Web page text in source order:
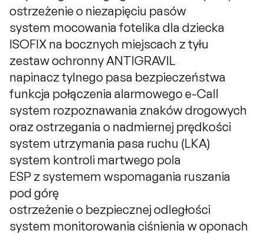
ostrzeżenie o niezapięciu pasów
system mocowania fotelika dla dziecka
ISOFIX na bocznych miejscach z tyłu
zestaw ochronny ANTIGRAVIL
napinacz tylnego pasa bezpieczeństwa
funkcja połączenia alarmowego e-Call
system rozpoznawania znaków drogowych
oraz ostrzegania o nadmiernej prędkości
system utrzymania pasa ruchu (LKA)
system kontroli martwego pola
ESP z systemem wspomagania ruszania
pod górę
ostrzeżenie o bezpiecznej odległości
system monitorowania ciśnienia w oponach